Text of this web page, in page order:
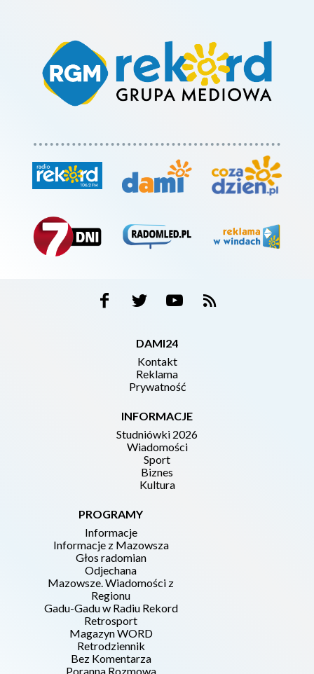
DAMI24
Kontakt
Reklama
Prywatność
INFORMACJE
Studniówki 2026
Wiadomości
Sport
Biznes
Kultura
PROGRAMY
Informacje
Informacje z Mazowsza
Głos radomian
Odjechana
Mazowsze. Wiadomości z
Regionu
Gadu-Gadu w Radiu Rekord
Retrosport
Magazyn WORD
Retrodziennik
Bez Komentarza
Poranna Rozmowa